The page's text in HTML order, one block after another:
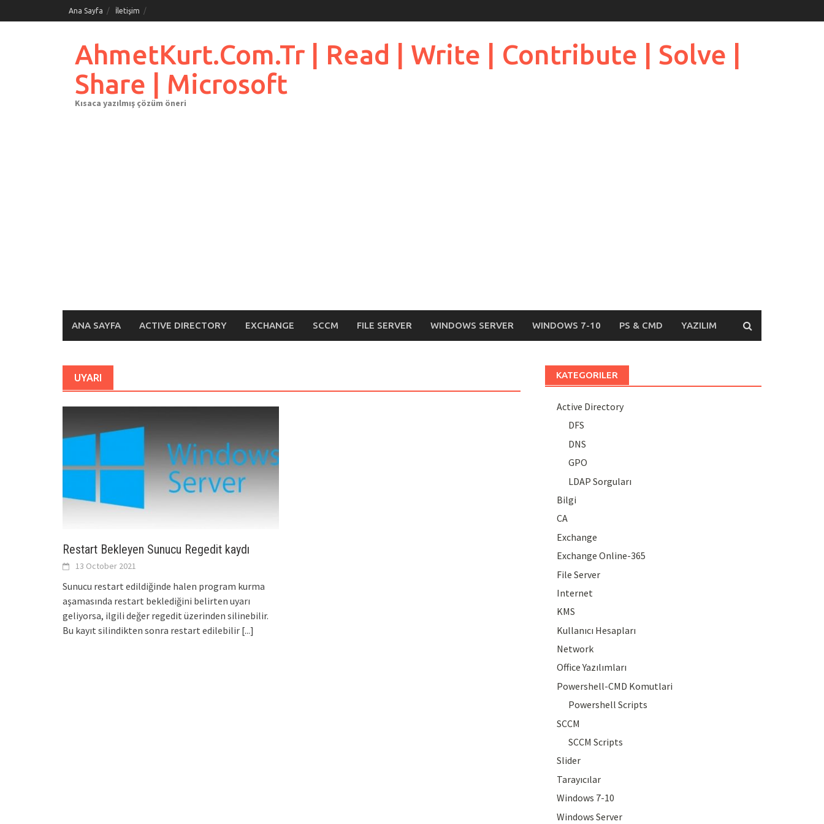
to
Ana Sayfa İletişim
AhmetKurt.Com.Tr | Read | Write | Contribute | Solve |
Share | Microsoft
Kısaca yazılmış çözüm öneri
ANA SAYFA ACTIVE DIRECTORY EXCHANGE SCCM FILE SERVER WINDOWS SERVER WINDOWS 7-10 PS & CMD YAZILIM
UYARI
Restart Bekleyen Sunucu Regedit kaydı
13 October 2021
Sunucu restart edildiğinde halen program kurma
aşamasında restart beklediğini belirten uyarı
geliyorsa, ilgili değer regedit üzerinden silinebilir.
Bu kayıt silindikten sonra restart edilebilir [...]
KATEGORILER
Active Directory
DFS
DNS
GPO
LDAP Sorguları
Bilgi
CA
Exchange
Exchange Online-365
File Server
Internet
KMS
Kullanıcı Hesapları
Network
Office Yazılımları
Powershell-CMD Komutlari
Powershell Scripts
SCCM
SCCM Scripts
Slider
Tarayıcılar
Windows 7-10
Windows Server